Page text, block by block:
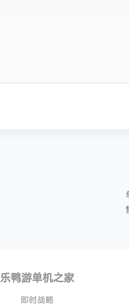
乐鸭游单机之家
即时战略